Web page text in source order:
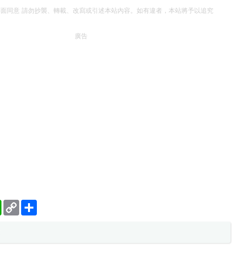
同意 請勿抄襲、轉載、改寫或引述本站內容。如有違者，本站將予以追究
廣告
WhatsApp
Copy
Link
分